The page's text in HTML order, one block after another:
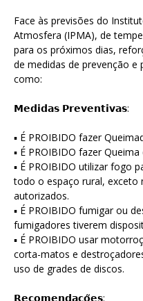
Face às previsões do
Atmosfera (IPMA), de
para os próximos dias,
de medidas de prevenção
como:
𝗠𝗲𝗱𝗶𝗱𝗮𝘀 𝗣𝗿𝗲𝘃𝗲𝗻𝘁𝗶𝘃𝗮𝘀:
▪ É PROIBIDO fazer
▪ É PROIBIDO fazer
▪ É PROIBIDO utilizar fogo
todo o espaço rural, exceto
autorizados.
▪ É PROIBIDO fumigar ou
fumigadores tiverem
▪ É PROIBIDO usar
corta-matos e
uso de grades de discos.
𝗥𝗲𝗰𝗼𝗺𝗲𝗻𝗱𝗮𝗰̧𝗼̃𝗲𝘀: